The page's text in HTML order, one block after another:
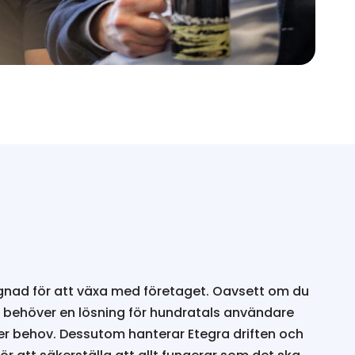
för att växa med företaget. Oavsett om du
en lösning för hundratals användare
behov. Dessutom hanterar Etegra driften och